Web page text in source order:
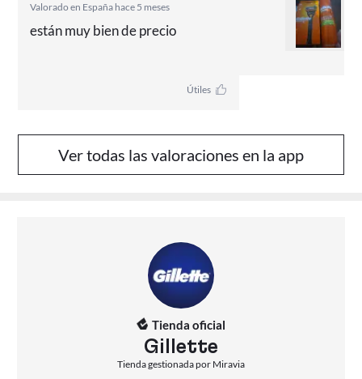
Valorado en España hace 5 meses
están muy bien de precio
Útiles
Ver todas las valoraciones en la app
Tienda oficial
Gillette
Tienda gestionada por Miravia